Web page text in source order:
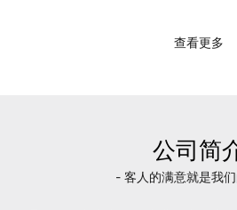
查看更多
公司简
- 客人的满意就是我